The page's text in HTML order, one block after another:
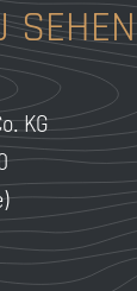
SEHEN
KG